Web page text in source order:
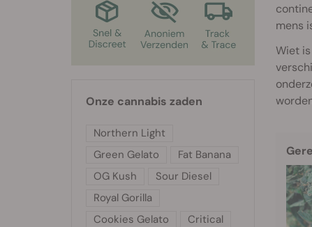
mens
Wiet
Onze cannabis zaden
Northern Light
Green Gelato
Fat Banana
OG Kush
Sour Diesel
Royal Gorilla
Cookies Gelato
Critical